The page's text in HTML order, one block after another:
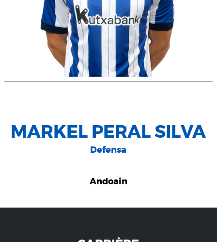
MARKEL PERAL SILVA
Defensa
Andoain